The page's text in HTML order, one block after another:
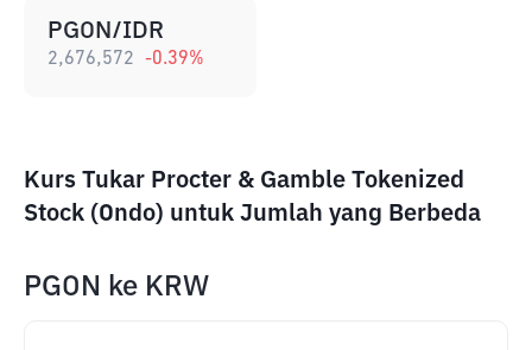
PGON/IDR
2,676,572 -0.39%
Kurs Tukar Procter & Gamble Tokenized
Stock (Ondo) untuk Jumlah yang Berbeda
PGON ke KRW